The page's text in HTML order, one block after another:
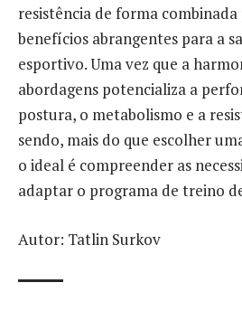
resistência de forma
benefícios abrangentes para a
esportivo. Uma vez que a
abordagens potencializa a
postura, o metabolismo e a
sendo, mais do que escolher
o ideal é compreender as
adaptar o programa de treino
Autor: Tatlin Surkov